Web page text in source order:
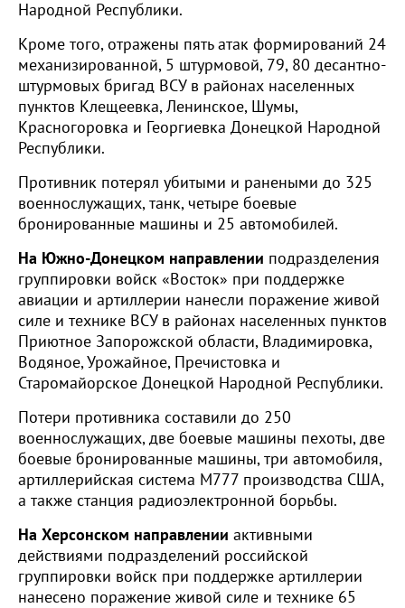
Народной Республики.
Кроме того, отражены пять атак формирований 24
механизированной, 5 штурмовой, 79, 80 десантно-
штурмовых бригад ВСУ в районах населенных
пунктов Клещеевка, Ленинское, Шумы,
Красногоровка и Георгиевка Донецкой Народной
Республики.
Противник потерял убитыми и ранеными до 325
военнослужащих, танк, четыре боевые
бронированные машины и 25 автомобилей.
На Южно-Донецком направлении подразделения
группировки войск «Восток» при поддержке
авиации и артиллерии нанесли поражение живой
силе и технике ВСУ в районах населенных пунктов
Приютное Запорожской области, Владимировка,
Водяное, Урожайное, Пречистовка и
Старомайорское Донецкой Народной Республики.
Потери противника составили до 250
военнослужащих, две боевые машины пехоты, две
боевые бронированные машины, три автомобиля,
артиллерийская система М777 производства США,
а также станция радиоэлектронной борьбы.
На Херсонском направлении активными
действиями подразделений российской
группировки войск при поддержке артиллерии
нанесено поражение живой силе и технике 65